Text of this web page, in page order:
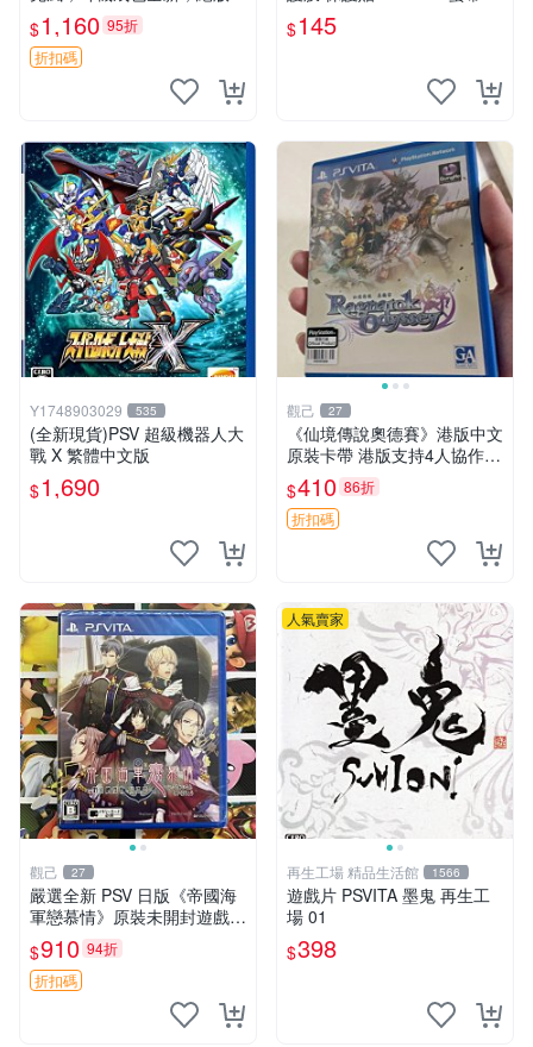
物，具體看圖， 適合PSVITA
主機使用，音質好，帶麥方便
溝通， 東西有現貨 可以發手
$1,160 95折
折扣碼
護膜 PSV1000鋼化玻璃膜 PS
V1000 貼
$145
Y1748903029 535
(全新現貨)PSV 超級機器人大
戰 X 繁體中文版
$1,690
觀己 27
《仙境傳說奧德賽》港版中文
原裝卡帶 港版支持4人協作
保存完美好如新 仙境傳說 奧
德賽 港版
$410 86折
折扣碼
觀己 27
嚴選全新 PSV 日版《帝國海
軍戀慕情》原裝未開封遊戲
機，適合收藏 帝國海軍戀慕
情 PSV 未拆封 游戲機
$910 94折
折扣碼
人氣賣家
再生工場 精品生活館 1566
遊戲片 PSVITA 墨鬼 再生工
場 01
$398